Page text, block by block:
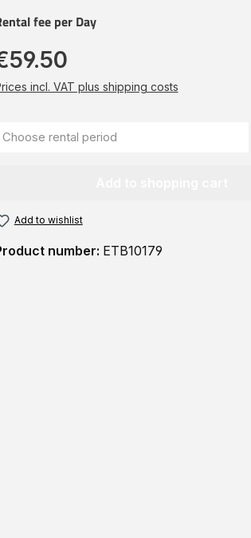
fee per Day
incl. VAT plus shipping costs
Add to wishlist
number: ETB10179